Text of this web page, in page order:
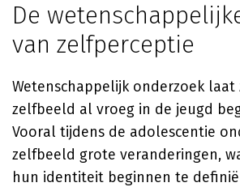
De
van zelfperceptie
Wetenschappelijk onderzoek laat
zelfbeeld al vroeg in de jeugd
Vooral tijdens de adolescentie
zelfbeeld grote veranderingen,
hun identiteit beginnen te